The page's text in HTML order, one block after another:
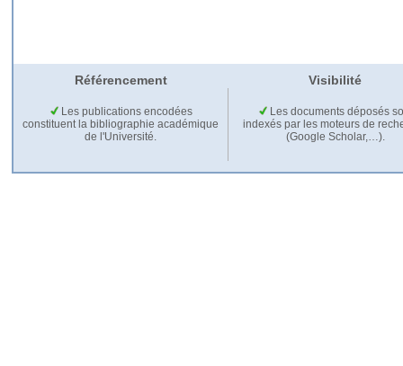
Référencement Visibilité
Les publications encodées
constituent la bibliographie académique
de l'Université.
Les documents déposés
indexés par les moteurs de
(Google Scholar,…).